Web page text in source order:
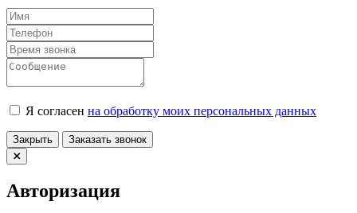
Я согласен на обработку моих персональных данных
Закрыть Заказать звонок
Авторизация